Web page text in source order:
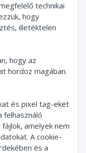
technikai
hogy
illetéktelen
hogy az
hordoz magában.
és pixel tag-eket
felhasználó
amelyek nem
A cookie-
és a